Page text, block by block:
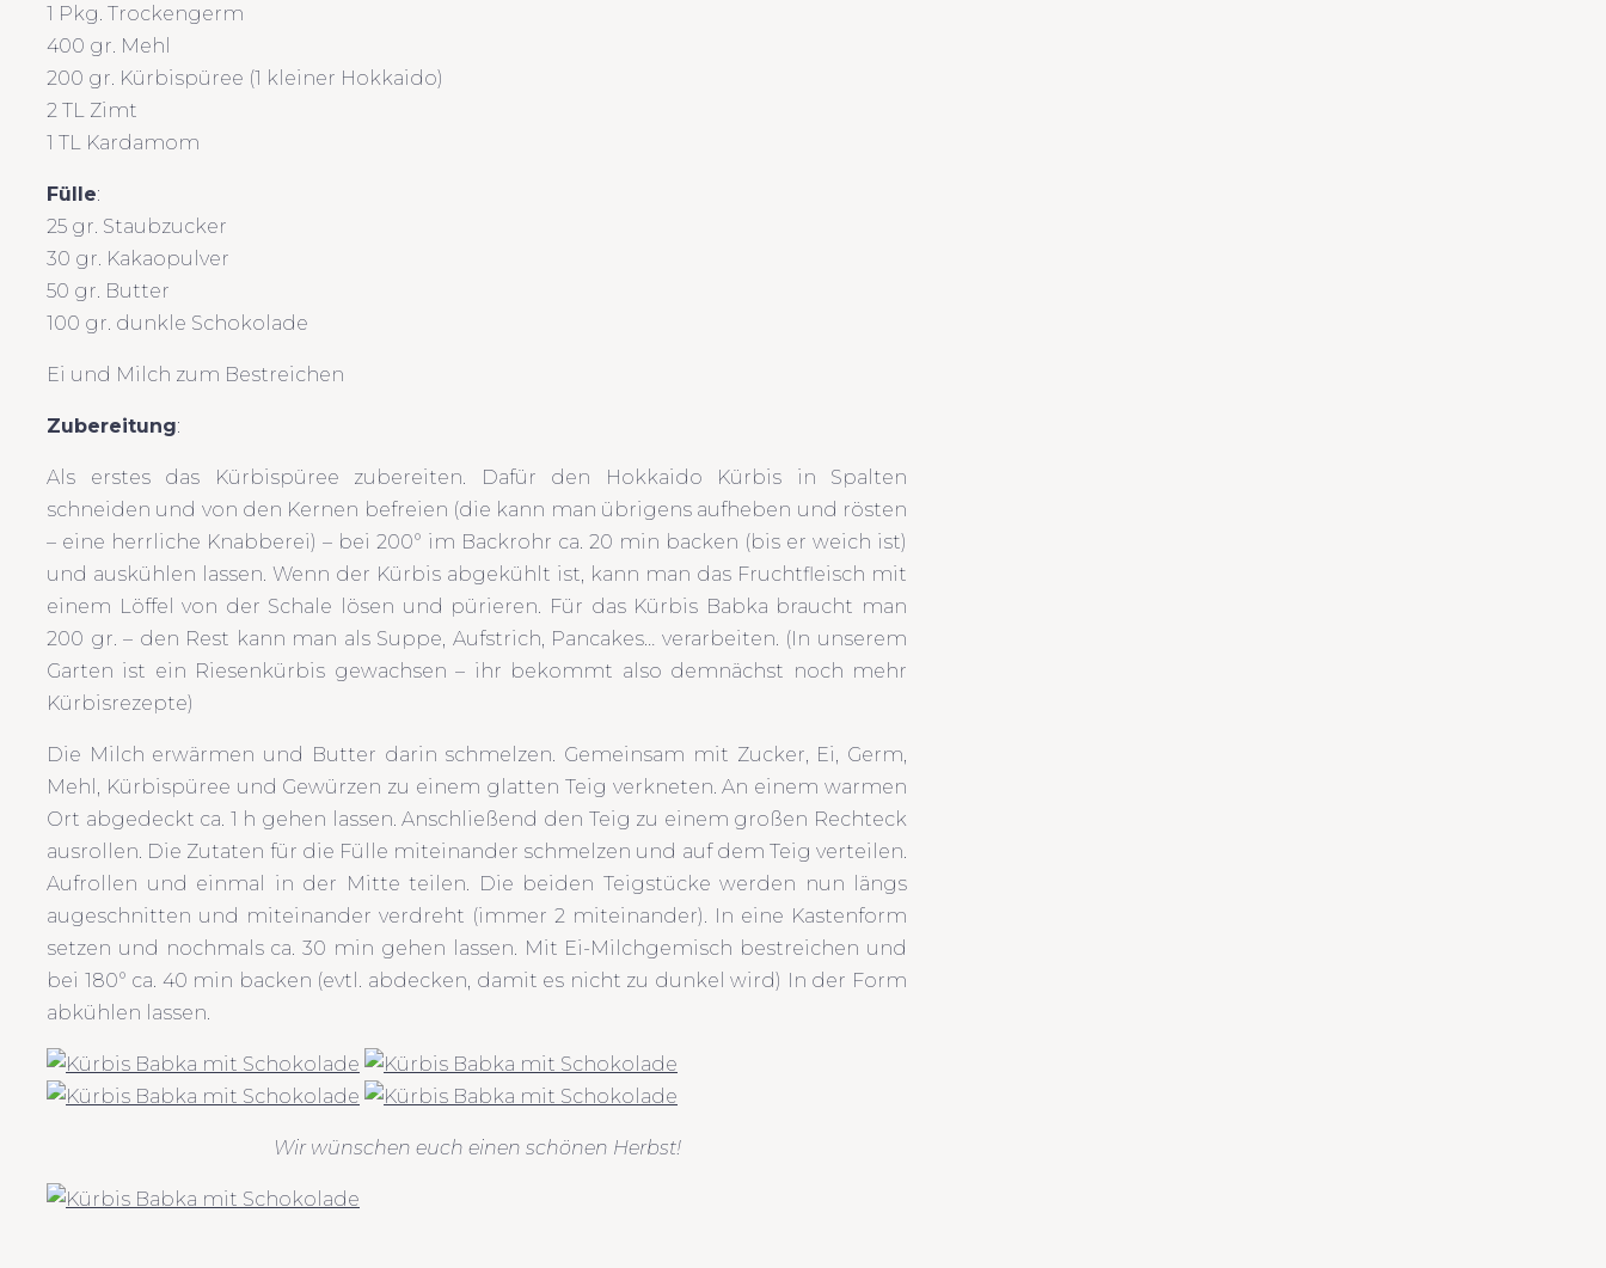
1 Pkg. Trockengerm
400 gr. Mehl
200 gr. Kürbispüree (1 kleiner Hokkaido)
2 TL Zimt
1 TL Kardamom
Fülle:
25 gr. Staubzucker
30 gr. Kakaopulver
50 gr. Butter
100 gr. dunkle Schokolade
Ei und Milch zum Bestreichen
Zubereitung:
Als erstes das Kürbispüree zubereiten. Dafür den Hokkaido Kürbis in Spalten
schneiden und von den Kernen befreien (die kann man übrigens aufheben und rösten
– eine herrliche Knabberei) – bei 200° im Backrohr ca. 20 min backen (bis er weich ist)
und auskühlen lassen. Wenn der Kürbis abgekühlt ist, kann man das Fruchtfleisch mit
einem Löffel von der Schale lösen und pürieren. Für das Kürbis Babka braucht man
200 gr. – den Rest kann man als Suppe, Aufstrich, Pancakes… verarbeiten. (In unserem
Garten ist ein Riesenkürbis gewachsen – ihr bekommt also demnächst noch mehr
Kürbisrezepte)
Die Milch erwärmen und Butter darin schmelzen. Gemeinsam mit Zucker, Ei, Germ,
Mehl, Kürbispüree und Gewürzen zu einem glatten Teig verkneten. An einem warmen
Ort abgedeckt ca. 1 h gehen lassen. Anschließend den Teig zu einem großen Rechteck
ausrollen. Die Zutaten für die Fülle miteinander schmelzen und auf dem Teig verteilen.
Aufrollen und einmal in der Mitte teilen. Die beiden Teigstücke werden nun längs
augeschnitten und miteinander verdreht (immer 2 miteinander). In eine Kastenform
setzen und nochmals ca. 30 min gehen lassen. Mit Ei-Milchgemisch bestreichen und
bei 180° ca. 40 min backen (evtl. abdecken, damit es nicht zu dunkel wird) In der Form
abkühlen lassen.
Wir wünschen euch einen schönen Herbst!